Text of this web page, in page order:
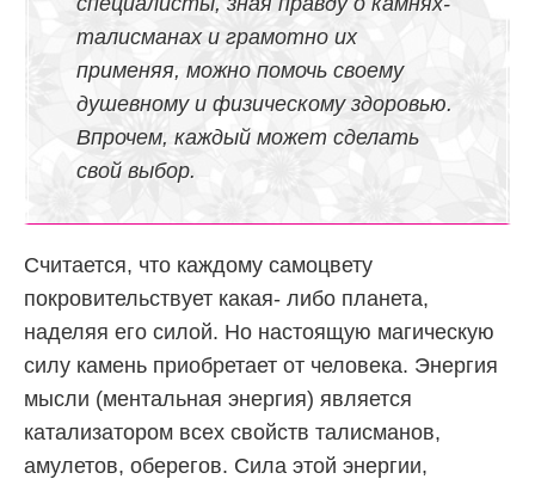
талисманах и грамотно их
применяя, можно помочь своему
душевному и физическому здоровью.
Впрочем, каждый может сделать
свой выбор.
Считается, что каждому самоцвету
покровительствует какая- либо планета,
наделяя его силой. Но настоящую магическую
силу камень приобретает от человека. Энергия
мысли (ментальная энергия) является
катализатором всех свойств талисманов,
амулетов, оберегов. Сила этой энергии,